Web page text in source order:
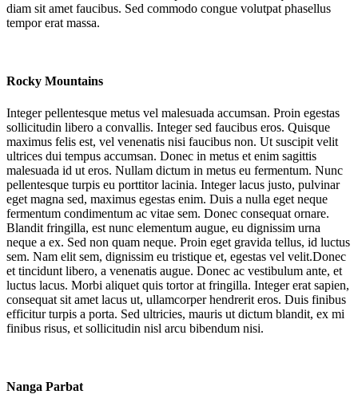
diam sit amet faucibus. Sed commodo congue volutpat phasellus
tempor erat massa.
Rocky Mountains
Integer pellentesque metus vel malesuada accumsan. Proin egestas
sollicitudin libero a convallis. Integer sed faucibus eros. Quisque
maximus felis est, vel venenatis nisi faucibus non. Ut suscipit velit
ultrices dui tempus accumsan. Donec in metus et enim sagittis
malesuada id ut eros. Nullam dictum in metus eu fermentum. Nunc
pellentesque turpis eu porttitor lacinia. Integer lacus justo, pulvinar
eget magna sed, maximus egestas enim. Duis a nulla eget neque
fermentum condimentum ac vitae sem. Donec consequat ornare.
Blandit fringilla, est nunc elementum augue, eu dignissim urna
neque a ex. Sed non quam neque. Proin eget gravida tellus, id luctus
sem. Nam elit sem, dignissim eu tristique et, egestas vel velit.Donec
et tincidunt libero, a venenatis augue. Donec ac vestibulum ante, et
luctus lacus. Morbi aliquet quis tortor at fringilla. Integer erat sapien,
consequat sit amet lacus ut, ullamcorper hendrerit eros. Duis finibus
efficitur turpis a porta. Sed ultricies, mauris ut dictum blandit, ex mi
finibus risus, et sollicitudin nisl arcu bibendum nisi.
Nanga Parbat